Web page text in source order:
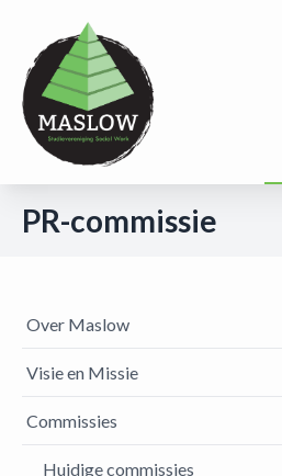
PR-commissie
Over Maslow
Visie en Missie
Commissies
Huidige commissies